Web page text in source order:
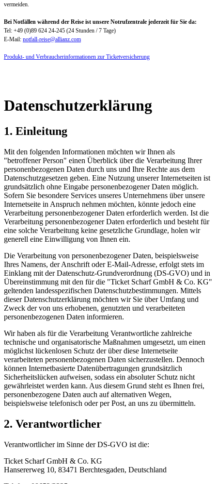
vermeiden.
Bei Notfällen während der Reise ist unsere Notrufzentrale jederzeit für Sie da:
Tel: +49 (0)89 624 24-245 (24 Stunden / 7 Tage)
E-Mail: notfall-reise@allianz.com
Produkt- und Verbraucherinformationen zur Ticketversicherung
Datenschutzerklärung
1. Einleitung
Mit den folgenden Informationen möchten wir Ihnen als
"betroffener Person" einen Überblick über die Verarbeitung Ihrer
personenbezogenen Daten durch uns und Ihre Rechte aus dem
Datenschutzgesetzen geben. Eine Nutzung unserer Internetseiten ist
grundsätzlich ohne Eingabe personenbezogener Daten möglich.
Sofern Sie besondere Services unseres Unternehmens über unsere
Internetseite in Anspruch nehmen möchten, könnte jedoch eine
Verarbeitung personenbezogener Daten erforderlich werden. Ist die
Verarbeitung personenbezogener Daten erforderlich und besteht für
eine solche Verarbeitung keine gesetzliche Grundlage, holen wir
generell eine Einwilligung von Ihnen ein.
Die Verarbeitung von personenbezogener Daten, beispielsweise
Ihres Namens, der Anschrift oder E-Mail-Adresse, erfolgt stets im
Einklang mit der Datenschutz-Grundverordnung (DS-GVO) und in
Übereinstimmung mit den für die "Ticket Scharf GmbH & Co. KG"
geltenden landesspezifischen Datenschutzbestimmungen. Mittels
dieser Datenschutzerklärung möchten wir Sie über Umfang und
Zweck der von uns erhobenen, genutzten und verarbeiteten
personenbezogenen Daten informieren.
Wir haben als für die Verarbeitung Verantwortliche zahlreiche
technische und organisatorische Maßnahmen umgesetzt, um einen
möglichst lückenlosen Schutz der über diese Internetseite
verarbeiteten personenbezogenen Daten sicherzustellen. Dennoch
können Internetbasierte Datenübertragungen grundsätzlich
Sicherheitslücken aufweisen, sodass ein absoluter Schutz nicht
gewährleistet werden kann. Aus diesem Grund steht es Ihnen frei,
personenbezogene Daten auch auf alternativen Wegen,
beispielsweise telefonisch oder per Post, an uns zu übermitteln.
2. Verantwortlicher
Verantwortlicher im Sinne der DS-GVO ist die:
Ticket Scharf GmbH & Co. KG
Hansererweg 10, 83471 Berchtesgaden, Deutschland